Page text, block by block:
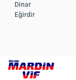
Dinar
Eğirdir